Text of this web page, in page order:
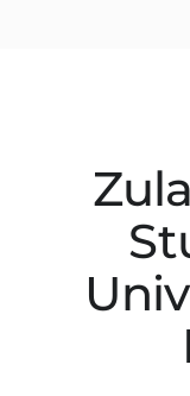
Studienkollegs
Studienkolleg-
Freshman /
Vorbereitung
Zweitstudium
BEWERBEN
11-jähriger
12-jähriger